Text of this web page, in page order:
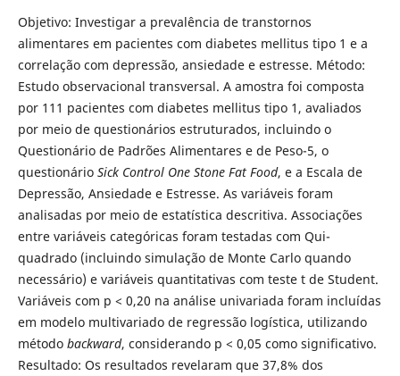
Objetivo: Investigar a prevalência de transtornos
alimentares em pacientes com diabetes mellitus tipo 1 e a
correlação com depressão, ansiedade e estresse. Método:
Estudo observacional transversal. A amostra foi composta
por 111 pacientes com diabetes mellitus tipo 1, avaliados
por meio de questionários estruturados, incluindo o
Questionário de Padrões Alimentares e de Peso-5, o
questionário Sick Control One Stone Fat Food, e a Escala de
Depressão, Ansiedade e Estresse. As variáveis foram
analisadas por meio de estatística descritiva. Associações
entre variáveis categóricas foram testadas com Qui-
quadrado (incluindo simulação de Monte Carlo quando
necessário) e variáveis quantitativas com teste t de Student.
Variáveis com p < 0,20 na análise univariada foram incluídas
em modelo multivariado de regressão logística, utilizando
método backward, considerando p < 0,05 como significativo.
Resultado: Os resultados revelaram que 37,8% dos